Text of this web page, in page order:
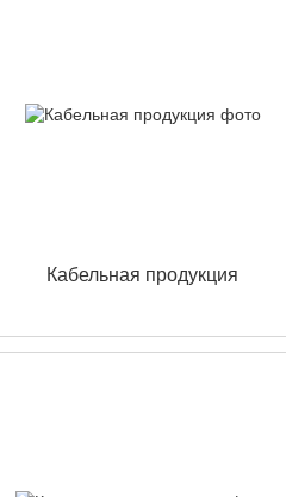
Кабельная продукция